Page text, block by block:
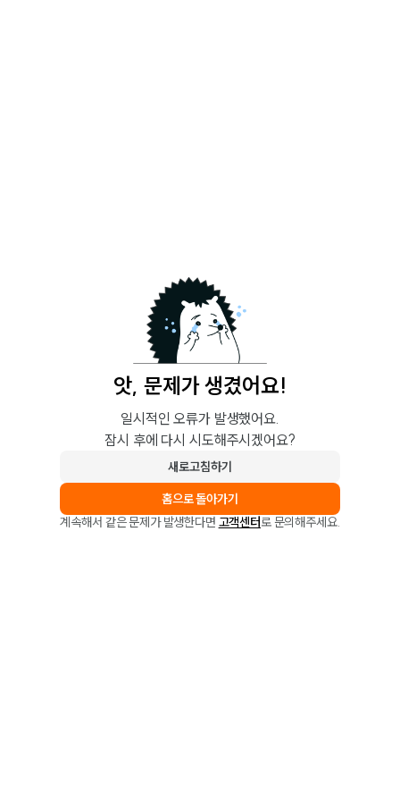
앗, 문제가 생겼어요!
일시적인 오류가 발생했어요.
잠시 후에 다시 시도해주시겠어요?
새로고침하기
홈으로 돌아가기
계속해서 같은 문제가 발생한다면 고객센터로 문의해주세요.